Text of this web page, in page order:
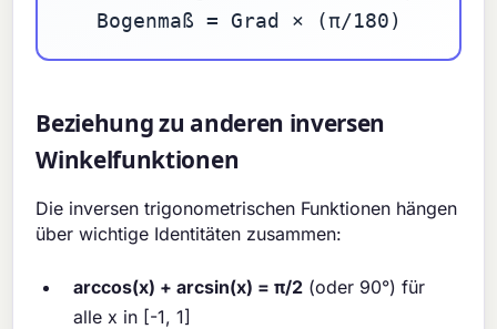
Bogenmaß = Grad × (π/180)
Beziehung zu anderen inversen
Winkelfunktionen
Die inversen trigonometrischen Funktionen hängen
über wichtige Identitäten zusammen:
arccos(x) + arcsin(x) = π/2 (oder 90°) für
alle x in [-1, 1]